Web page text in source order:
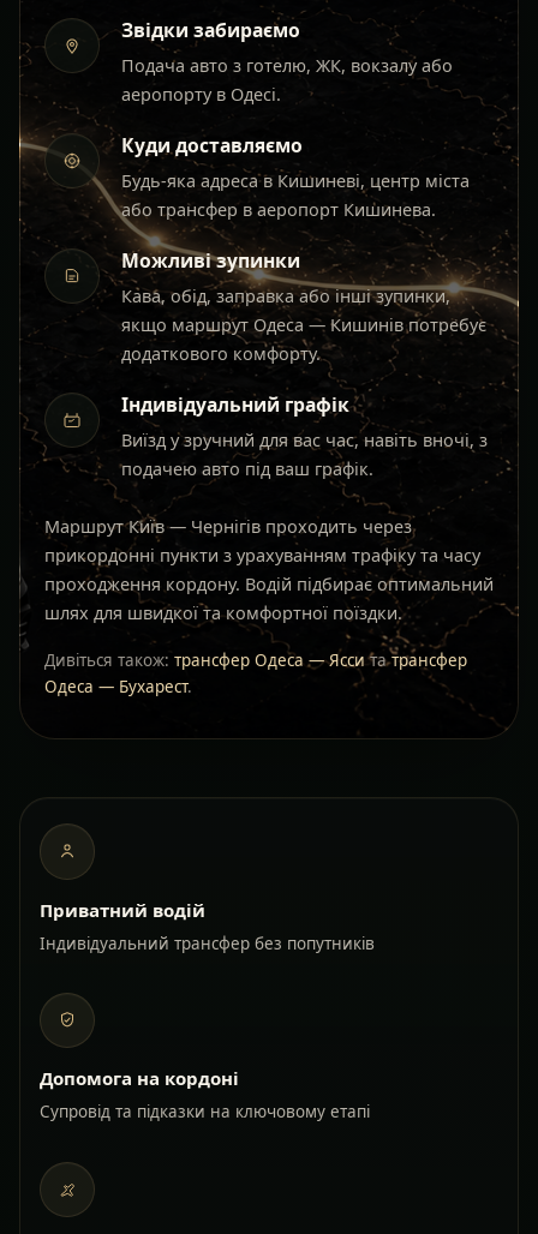
Звідки забираємо
Подача авто з готелю, ЖК, вокзалу або
аеропорту в Одесі.
Куди доставляємо
Будь-яка адреса в Кишиневі, центр міста
або трансфер в аеропорт Кишинева.
Можливі зупинки
Кава, обід, заправка або інші зупинки,
якщо маршрут Одеса — Кишинів потребує
додаткового комфорту.
Індивідуальний графік
Виїзд у зручний для вас час, навіть вночі, з
подачею авто під ваш графік.
Маршрут Київ — Чернігів проходить через
прикордонні пункти з урахуванням трафіку та часу
проходження кордону. Водій підбирає оптимальний
шлях для швидкої та комфортної поїздки.
Дивіться також: трансфер Одеса — Ясситатрансфер
Одеса — Бухарест.
Приватний водій
Індивідуальний трансфер без попутників
Допомога на кордоні
Супровід та підказки на ключовому етапі